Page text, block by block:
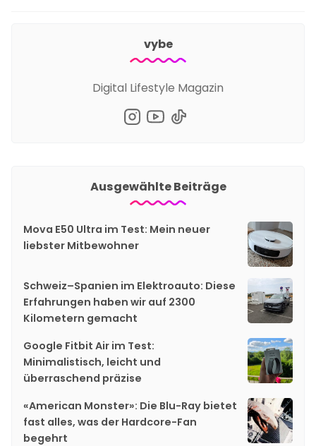
vybe
Digital Lifestyle Magazin
Ausgewählte Beiträge
Mova E50 Ultra im Test: Mein neuer
liebster Mitbewohner
Schweiz–Spanien im Elektroauto: Diese
Erfahrungen haben wir auf 2300
Kilometern gemacht
Google Fitbit Air im Test:
Minimalistisch, leicht und
überraschend präzise
«American Monster»: Die Blu-Ray bietet
fast alles, was der Hardcore-Fan
begehrt